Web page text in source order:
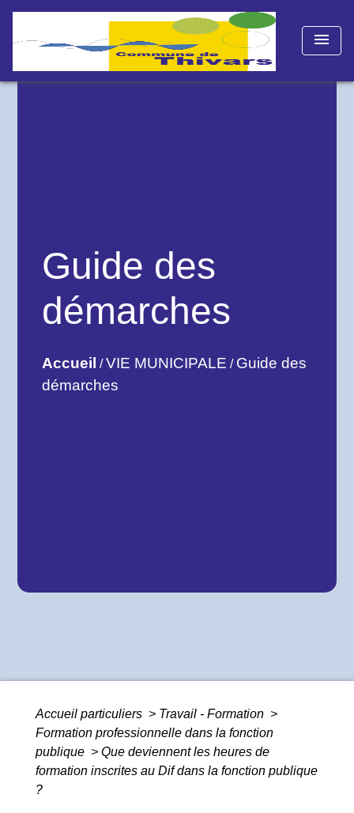
menu
Guide des
démarches
Accueil /VIE MUNICIPALE / Guide des
démarches
Accueil particuliers > Travail - Formation >
Formation professionnelle dans la fonction
publique > Que deviennent les heures de
formation inscrites au Dif dans la fonction publique
?